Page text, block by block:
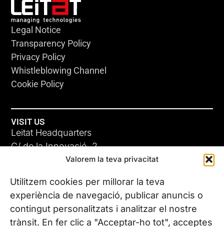
Valorem la teva privacitat
Utilitzem cookies per millorar la teva
experiència de navegació, publicar anuncis o
contingut personalitzats i analitzar el nostre
trànsit. En fer clic a "Acceptar-ho tot", acceptes
Legal Notice
Transparency Policy
Privacy Policy
Whistleblowing Channel
Cookie Policy
VISIT US
Leitat Headquarters
C/ de la Innovació, 2
08225 Terrassa, (Barcelona)
All our offices
CONTACT US
Phone. (+34) 937 882 300